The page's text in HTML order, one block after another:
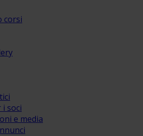
corsi
i soci
e media